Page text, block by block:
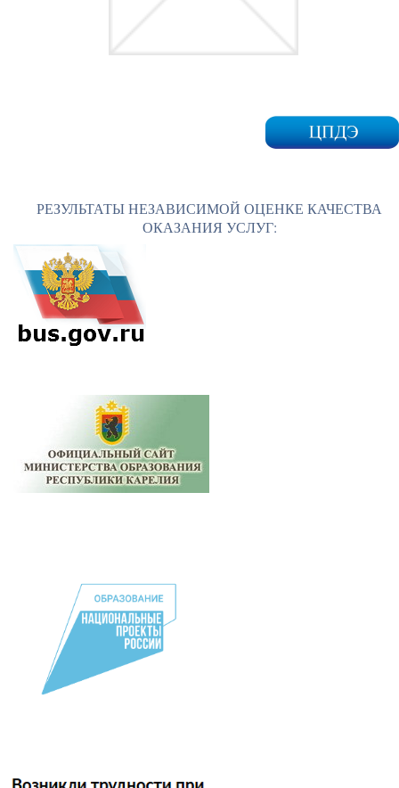
РЕЗУЛЬТАТЫ НЕЗАВИСИМОЙ ОЦЕНКЕ КАЧЕСТВА
ОКАЗАНИЯ УСЛУГ: